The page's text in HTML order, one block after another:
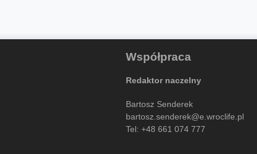
Współpraca
Redaktor naczelny
Bartosz Senderek
bartosz.senderek@e.wroclife.pl
Tel: +48 661 074 777